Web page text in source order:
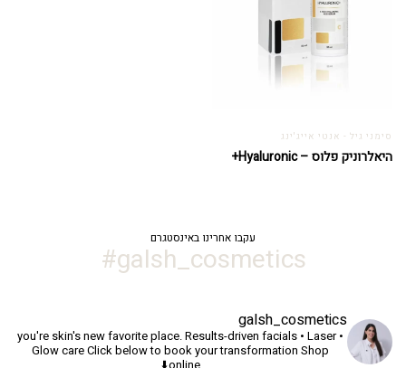
סימני גיל - אנטי אייג'ינג
היאלרוניק פלוס – Hyaluronic+
עקבו אחרינו באינסטגרם
galsh_cosmetics#
galsh_cosmetics
you're skin's new favorite place.Results-driven facials • Laser •
Glow careClick below to book your transformation Shop